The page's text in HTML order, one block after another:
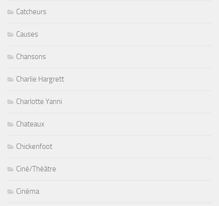
Catcheurs
Causes
Chansons
Charlie Hargrett
Charlotte Yanni
Chateaux
Chickenfoot
Ciné/Théâtre
Cinéma